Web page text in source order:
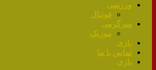
ورزشی
فوتبال
سرگرمی
موزیک
بازی
تماس با ما
بازی